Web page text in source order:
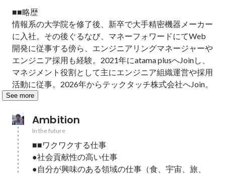
■■略歴
情報系の大学院を修了後、新卒で大手精密機器メーカー
に入社。その後ぐるなび、マネーフォワードにてWeb
開発に従事する傍ら、エンジニアリングマネージャーや
エンジニア採用も経験。2021年にatama plusへJoinし、
マネジメント役割として主にエンジニア組織運営や採用
活動に従事。2026年からテックタッチ株式会社へJoin。
See more
Ambition
In the future
■■ワクワクする仕事
●社会貢献性の高い仕事
●自分が興味のある領域の仕事（食、宇宙、旅、